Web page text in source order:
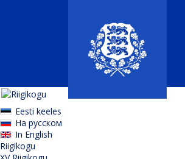
Eesti keeles
На русском
In English
Riigikogu